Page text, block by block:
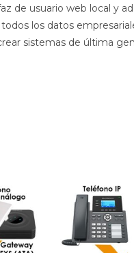
de usuario web local y
los datos
sistemas de última